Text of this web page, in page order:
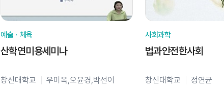
예술ㆍ체육
산학연미용세미나
창신대학교 우미옥,오윤경,박선이
사회과학
법과안전한사회
창신대학교 정연균